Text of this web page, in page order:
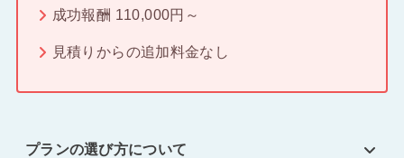
成功報酬 110,000円～
見積りからの追加料金なし
プランの選び方について